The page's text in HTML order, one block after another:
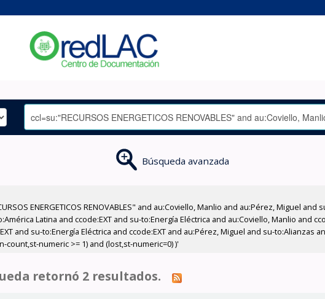
Búsqueda avanzada
ENERGETICOS RENOVABLES" and au:Coviello, Manlio and au:Pérez, Miguel
Latina and ccode:EXT and su-to:Energía Eléctrica and au:Coviello, Manlio and
and su-to:Energía Eléctrica and ccode:EXT and au:Pérez, Miguel and su-to:Alianzas
numeric >= 1) and (lost,st-numeric=0) )'
retornó 2 resultados.